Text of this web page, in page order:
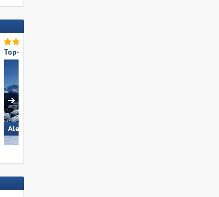
Top-Umweltfreundlichkeit
Aletsch Arena